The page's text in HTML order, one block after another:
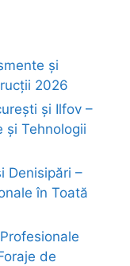
și
2026
și Ilfov –
și Tehnologii
Denisipări –
în Toată
de